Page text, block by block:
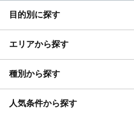
目的別に探す
エリアから探す
種別から探す
人気条件から探す